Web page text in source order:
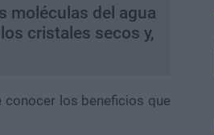
moléculas del agua
cristales secos y,
conocer los beneficios que